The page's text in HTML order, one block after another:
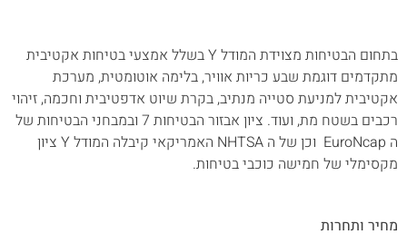
בתחום הבטיחות מצוידת המודל Y בשלל אמצעי בטיחות אקטיבית
מתקדמים דוגמת שבע כריות אוויר, בלימה אוטומטית, מערכת
אקטיבית למניעת סטייה מנתיב, בקרת שיוט אדפטיבית וחכמה, זיהוי
רכבים בשטח מת, ועוד. ציון אבזור הבטיחות 7 ובמבחני הבטיחות של
ה EuroNcap וכן של ה NHTSA האמריקאי קיבלה המודל Y ציון
מקסימלי של חמישה כוכבי בטיחות.
מחיר ותחרות